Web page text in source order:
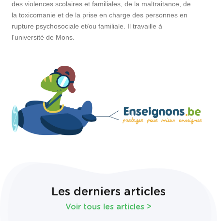
des violences scolaires et familiales, de la maltraitance, de
la toxicomanie et de la prise en charge des personnes en
rupture psychosociale et/ou familiale. Il travaille à
l'université de Mons.
Les derniers articles
Voir tous les articles >